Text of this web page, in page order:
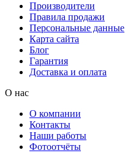
Производители
Правила продажи
Персональные данные
Карта сайта
Блог
Гарантия
Доставка и оплата
О нас
О компании
Контакты
Наши работы
Фотоотчёты